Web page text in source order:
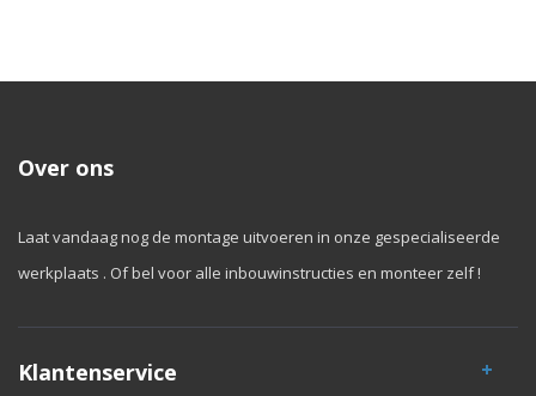
Over ons
Laat vandaag nog de montage uitvoeren in onze gespecialiseerde
werkplaats . Of bel voor alle inbouwinstructies en monteer zelf !
Klantenservice